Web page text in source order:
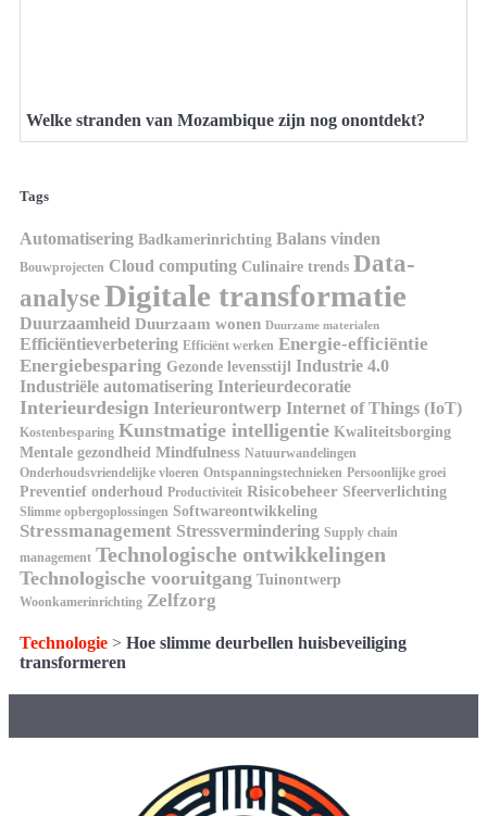
Welke stranden van Mozambique zijn nog onontdekt?
Tags
Automatisering Badkamerinrichting Balans vinden
Bouwprojecten Cloud computing Culinaire trends Data-
analyseDigitale transformatie
Duurzaamheid Duurzaam wonen Duurzame materialen
Efficiëntieverbetering Efficiënt werken Energie-efficiëntie
Energiebesparing Gezonde levensstijl Industrie 4.0
Industriële automatisering Interieurdecoratie
Interieurdesign Interieurontwerp Internet of Things (IoT)
Kostenbesparing Kunstmatige intelligentie Kwaliteitsborging
Mentale gezondheid Mindfulness Natuurwandelingen
Onderhoudsvriendelijke vloeren Ontspanningstechnieken Persoonlijke groei
Preventief onderhoud Productiviteit Risicobeheer Sfeerverlichting
Slimme opbergoplossingen Softwareontwikkeling
Stressmanagement Stressvermindering Supply chain
management Technologische ontwikkelingen
Technologische vooruitgang Tuinontwerp
Woonkamerinrichting Zelfzorg
Technologie > Hoe slimme deurbellen huisbeveiliging
transformeren